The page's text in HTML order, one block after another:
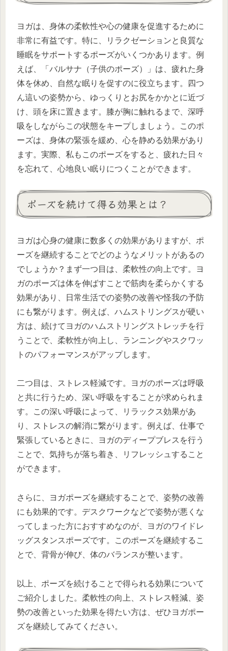
ヨガは、身体の柔軟性や心の健康を促進するために
非常に有益です。特に、リラクゼーションと良質な
睡眠をサポートするポーズがいくつかあります。例
えば、「バルサナ（子供のポーズ）」は、疲れた身
体を休め、自然な眠りを促すのに役立ちます。四つ
ん這いの姿勢から、ゆっくりとお尻をかかとに近づ
け、頭を床に置きます。膝が胸に触れるまで、深呼
吸をしながらこの状態をキープしましょう。このポ
ーズは、身体の緊張を緩め、心を静める効果があり
ます。実際、私もこのポーズをすると、疲れた日々
を忘れて、心地良い眠りにつくことができます。
ポーズを続けて得る効果とは？
ヨガは心身の健康に数多くの効果がありますが、ポ
ーズを継続することでどのようなメリットがあるの
でしょうか？まず一つ目は、柔軟性の向上です。ヨ
ガのポーズは体を伸ばすことで筋肉を柔らかくする
効果があり、日常生活での姿勢の改善や怪我の予防
にも繋がります。例えば、ハムストリングスが硬い
方は、続けてヨガのハムストリングストレッチを行
うことで、柔軟性が向上し、ランニングやスクワッ
トのパフォーマンスがアップします。
二つ目は、ストレス軽減です。ヨガのポーズは呼吸
と共に行うため、深い呼吸をすることが求められま
す。この深い呼吸によって、リラックス効果があ
り、ストレスの解消に繋がります。例えば、仕事で
緊張しているときに、ヨガのディープブレスを行う
ことで、気持ちが落ち着き、リフレッシュすること
ができます。
さらに、ヨガポーズを継続することで、姿勢の改善
にも効果的です。デスクワークなどで姿勢が悪くな
ってしまった方におすすめなのが、ヨガのワイドレ
ッグスタンスポーズです。このポーズを継続するこ
とで、背骨が伸び、体のバランスが整います。
以上、ポーズを続けることで得られる効果について
ご紹介しました。柔軟性の向上、ストレス軽減、姿
勢の改善といった効果を得たい方は、ぜひヨガポー
ズを継続してみてください。